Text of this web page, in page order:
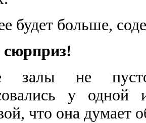
будет больше,
залы не
у одной
что она дума­ет